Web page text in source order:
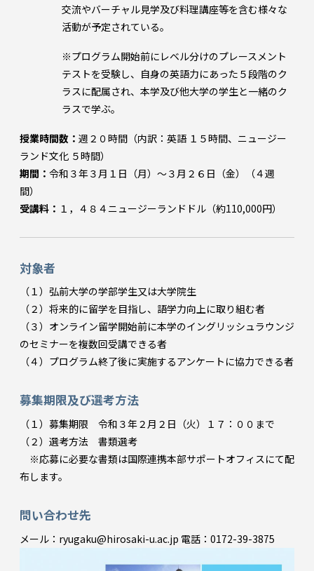
交流やバーチャル見学及び料理講座等を含む様々な
活動が予定されている。
※プログラム開始前にレベル分けのプレースメント
テストを受験し、自身の英語力にあった５段階のク
ラスに配属され、本学及び他大学の学生と一緒のク
ラスで学ぶ。
授業時間数： 週２０時間（内訳：英語 １５時間、ニュージー
ランド文化 ５時間）
期間： 令和３年３月１日（月）～３月２６日（金）（４週
間）
受講料： １，４８４ニュージーランドドル（約110,000円）
対象者
（１）弘前大学の学部学生又は大学院生
（２）将来的に留学を目指し、語学力向上に取り組む者
（３）オンライン留学開始前に本学のイングリッシュラウンジ
のセミナーを複数回受講できる者
（４）プログラム終了後に実施するアンケートに協力できる者
募集期限及び選考方法
（１）募集期限 令和３年２月２日（火）１７：００まで
（２）選考方法 書類選考
※応募に必要な書類は国際連携本部サポートオフィスにて配
布します。
問い合わせ先
メール：ryugaku@hirosaki-u.ac.jp 電話：0172-39-3875